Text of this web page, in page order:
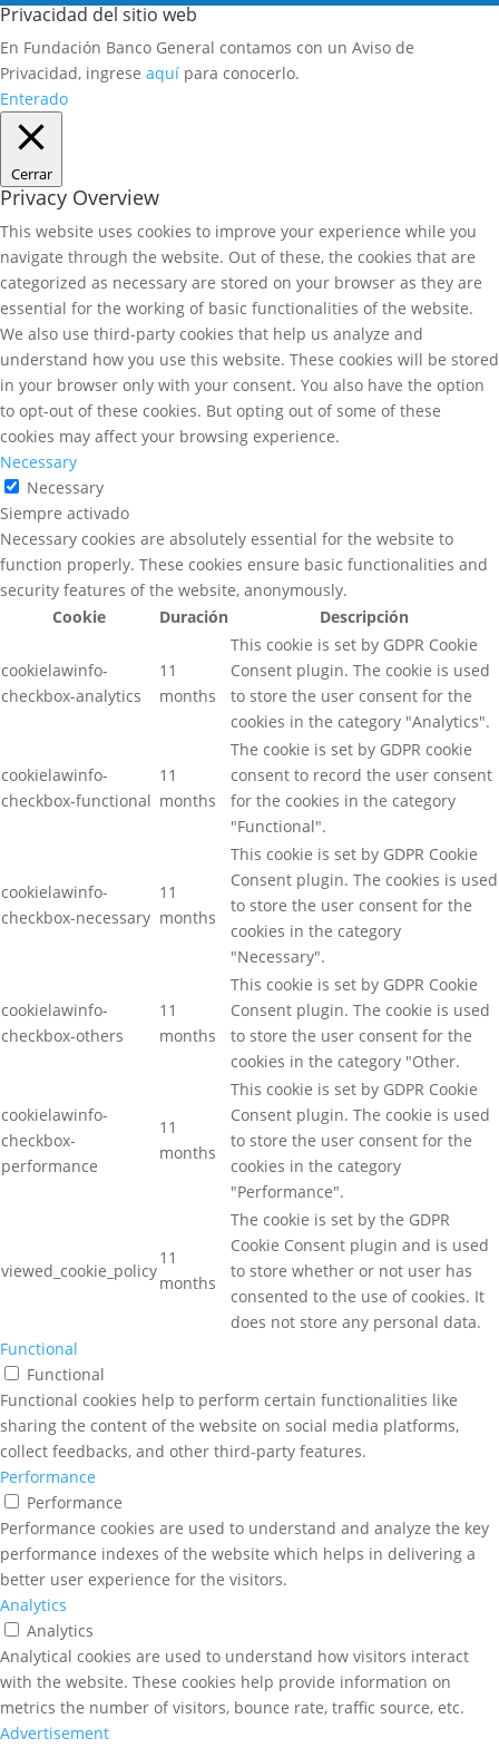
Privacidad del sitio web
En Fundación Banco General contamos con un Aviso de
Privacidad, ingrese aquí para conocerlo.
Enterado
Cerrar
Privacy Overview
This website uses cookies to improve your experience while you
navigate through the website. Out of these, the cookies that are
categorized as necessary are stored on your browser as they are
essential for the working of basic functionalities of the website.
We also use third-party cookies that help us analyze and
understand how you use this website. These cookies will be stored
in your browser only with your consent. You also have the option
to opt-out of these cookies. But opting out of some of these
cookies may affect your browsing experience.
Necessary
Necessary
Siempre activado
Necessary cookies are absolutely essential for the website to
function properly. These cookies ensure basic functionalities and
security features of the website, anonymously.
Cookie
Duración Descripción
cookielawinfo-
checkbox-analytics
11
months
This cookie is set by GDPR Cookie
Consent plugin. The cookie is used
to store the user consent for the
cookies in the category "Analytics".
cookielawinfo-
checkbox-functional
11
months
The cookie is set by GDPR cookie
consent to record the user consent
for the cookies in the category
"Functional".
cookielawinfo-
checkbox-necessary
11
months
This cookie is set by GDPR Cookie
Consent plugin. The cookies is used
to store the user consent for the
cookies in the category
"Necessary".
cookielawinfo-
checkbox-others
11
months
This cookie is set by GDPR Cookie
Consent plugin. The cookie is used
to store the user consent for the
cookies in the category "Other.
cookielawinfo-
checkbox-
performance
11
months
This cookie is set by GDPR Cookie
Consent plugin. The cookie is used
to store the user consent for the
cookies in the category
"Performance".
viewed_cookie_policy
11
months
The cookie is set by the GDPR
Cookie Consent plugin and is used
to store whether or not user has
consented to the use of cookies. It
does not store any personal data.
Functional
Functional
Functional cookies help to perform certain functionalities like
sharing the content of the website on social media platforms,
collect feedbacks, and other third-party features.
Performance
Performance
Performance cookies are used to understand and analyze the key
performance indexes of the website which helps in delivering a
better user experience for the visitors.
Analytics
Analytics
Analytical cookies are used to understand how visitors interact
with the website. These cookies help provide information on
metrics the number of visitors, bounce rate, traffic source, etc.
Advertisement